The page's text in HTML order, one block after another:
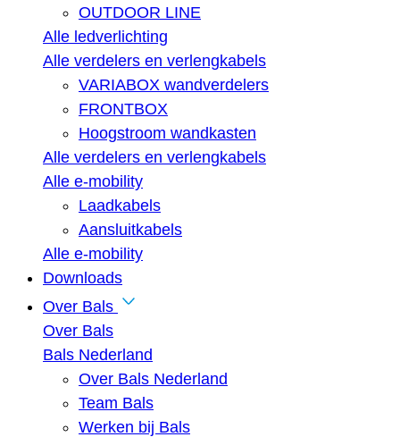
OUTDOOR LINE
Alle ledverlichting
Alle verdelers en verlengkabels
VARIABOX wandverdelers
FRONTBOX
Hoogstroom wandkasten
Alle verdelers en verlengkabels
Alle e-mobility
Laadkabels
Aansluitkabels
Alle e-mobility
Downloads
Over Bals
Over Bals
Bals Nederland
Over Bals Nederland
Team Bals
Werken bij Bals